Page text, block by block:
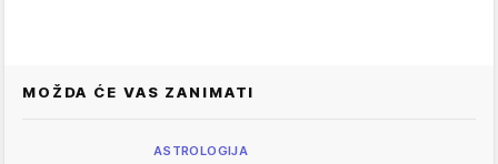
MOŽDA ĆE VAS ZANIMATI
ASTROLOGIJA